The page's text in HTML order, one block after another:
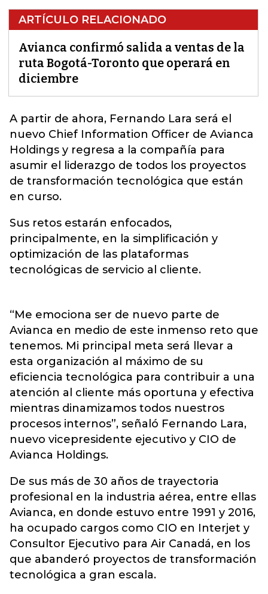
ARTÍCULO RELACIONADO
Avianca confirmó salida a ventas de la
ruta Bogotá-Toronto que operará en
diciembre
A partir de ahora, Fernando Lara será el
nuevo Chief Information Officer de Avianca
Holdings y regresa a la compañía para
asumir el liderazgo de todos los proyectos
de transformación tecnológica que están
en curso.
Sus retos estarán enfocados,
principalmente, en la simplificación y
optimización de las plataformas
tecnológicas de servicio al cliente.
“Me emociona ser de nuevo parte de
Avianca en medio de este inmenso reto que
tenemos. Mi principal meta será llevar a
esta organización al máximo de su
eficiencia tecnológica para contribuir a una
atención al cliente más oportuna y efectiva
mientras dinamizamos todos nuestros
procesos internos”, señaló Fernando Lara,
nuevo vicepresidente ejecutivo y CIO de
Avianca Holdings.
De sus más de 30 años de trayectoria
profesional en la industria aérea, entre ellas
Avianca, en donde estuvo entre 1991 y 2016,
ha ocupado cargos como CIO en Interjet y
Consultor Ejecutivo para Air Canadá, en los
que abanderó proyectos de transformación
tecnológica a gran escala.